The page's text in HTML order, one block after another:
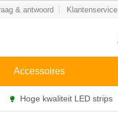
& antwoord Klantenservice
Accessoires
Hoge kwaliteit LED strips